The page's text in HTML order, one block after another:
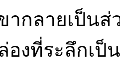
ากลายเป็น
องที่ระลึกเ